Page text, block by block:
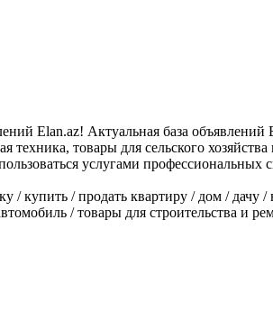
Elan.az! Актуальная база
техника, товары для сельского
услугами
купить / продать квартиру / дом / дачу
/ товары для строительства и